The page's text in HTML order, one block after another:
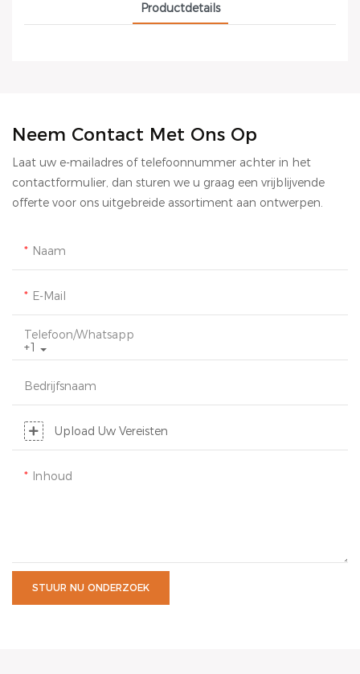
Productdetails
Neem Contact Met Ons Op
Laat uw e-mailadres of telefoonnummer achter in het
contactformulier, dan sturen we u graag een vrijblijvende
offerte voor ons uitgebreide assortiment aan ontwerpen.
Naam
E-Mail
+1
Telefoon/whatsapp
Bedrijfsnaam
Upload Uw Vereisten
Inhoud
STUUR NU ONDERZOEK